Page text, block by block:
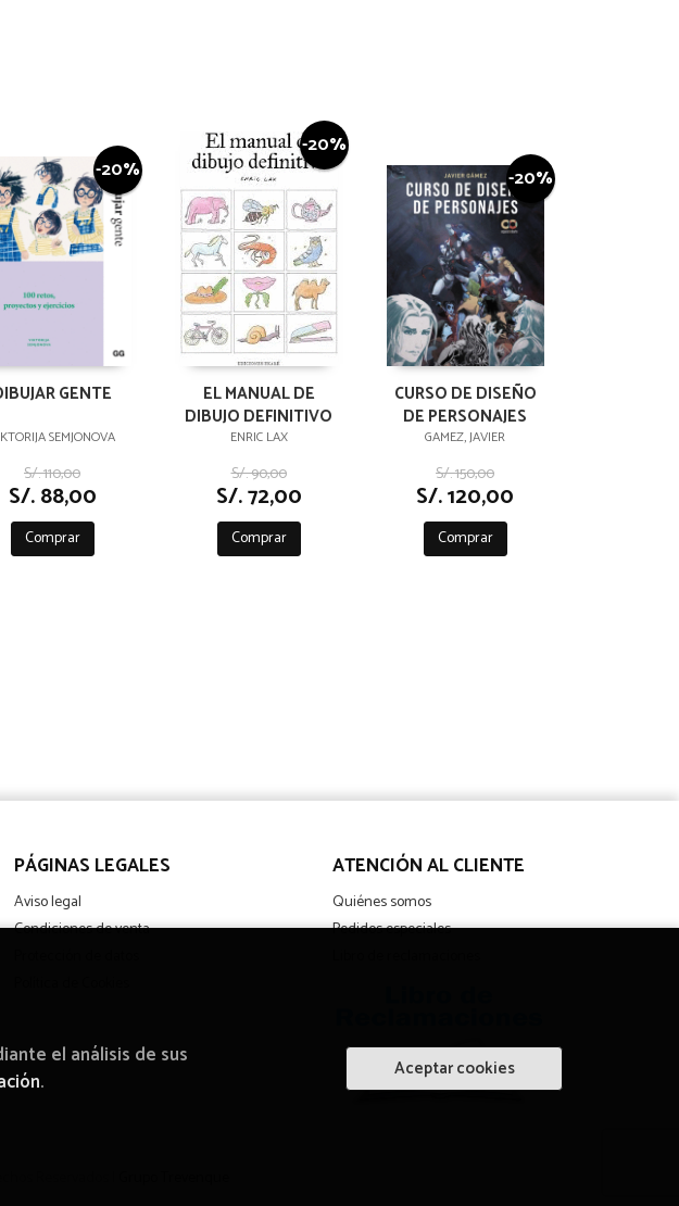
-20%
GENTE
SEMJONOVA
S/. 110,00
S/. 88,00
Comprar
-20%
EL MANUAL DE
DIBUJO DEFINITIVO
ENRIC LAX
S/. 90,00
S/. 72,00
Comprar
-20%
CURSO DE DISEÑO
DE PERSONAJES
GAMEZ, JAVIER
S/. 150,00
S/. 120,00
Comprar
PÁGINAS LEGALES
Aviso legal
Condiciones de venta
ATENCIÓN AL CLIENTE
Quiénes somos
Pedidos especiales
el análisis de sus
. Aceptar cookies